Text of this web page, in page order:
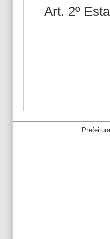
Art. 2º